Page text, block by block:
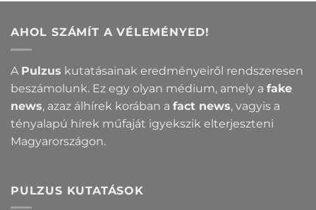
AHOL SZÁMÍT A VÉLEMÉNYED!
A Pulzus kutatásainak eredményeiről rendszeresen
beszámolunk. Ez egy olyan médium, amely a fake
news, azaz álhírek korában a fact news, vagyis a
tényalapú hírek műfaját igyekszik elterjeszteni
Magyarországon.
PULZUS KUTATÁSOK